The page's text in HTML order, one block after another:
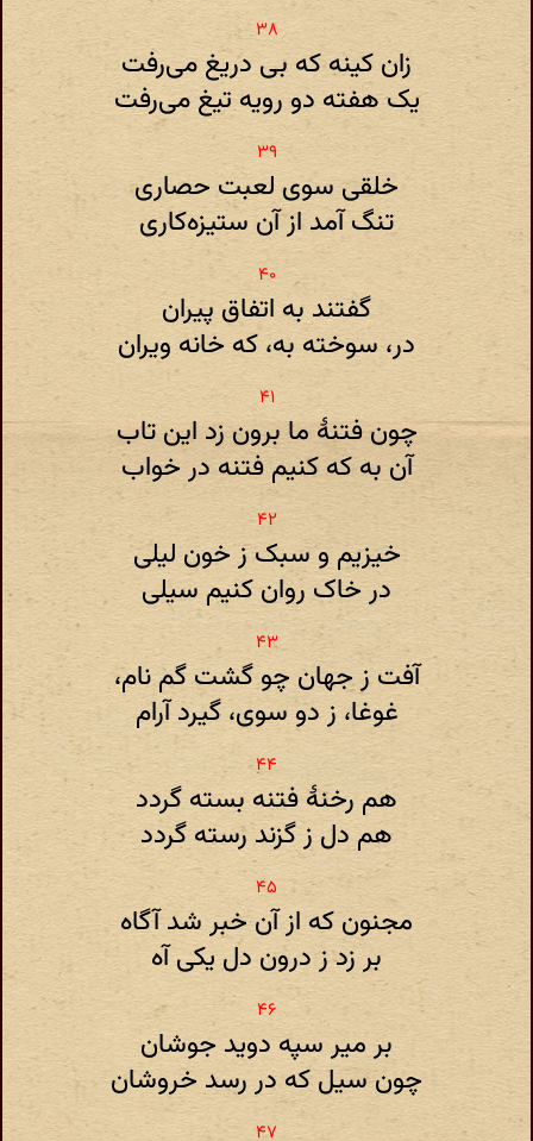
زان کینه که بی دریغ می‌رفت
یک هفته دو رویه تیغ می‌رفت
خلقی سوی لعبت حصاری
تنگ آمد از آن ستیزه‌کاری
گفتند به اتفاق پیران
در، سوخته به، که خانه ویران
چون فتنهٔ ما برون زد این تاب
آن به که کنیم فتنه در خواب
خیزیم و سبک ز خون لیلی
در خاک روان کنیم سیلی
آفت ز جهان چو گشت گم نام،
غوغا، ز دو سوی، گیرد آرام
هم رخنهٔ فتنه بسته گردد
هم دل ز گزند رسته گردد
مجنون که از آن خبر شد آگاه
بر زد ز درون دل یکی آه
بر میر سپه دوید جوشان
چون سیل که در رسد خروشان